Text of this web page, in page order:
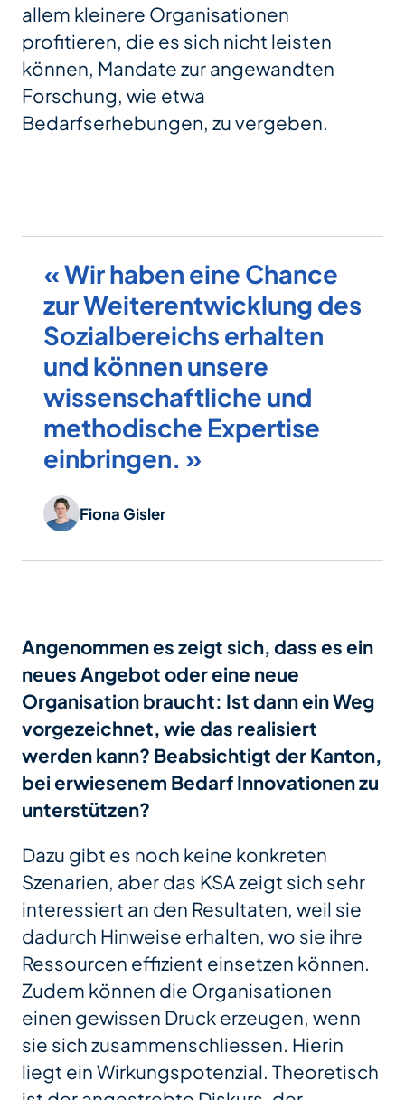
allem kleinere Organisationen
profitieren, die es sich nicht leisten
können, Mandate zur angewandten
Forschung, wie etwa
Bedarfserhebungen, zu vergeben.
« Wir haben eine Chance
zur Weiterentwicklung des
Sozialbereichs erhalten
und können unsere
wissenschaftliche und
methodische Expertise
einbringen. »
Fiona Gisler
Angenommen es zeigt sich, dass es ein
neues Angebot oder eine neue
Organisation braucht: Ist dann ein Weg
vorgezeichnet, wie das realisiert
werden kann? Beabsichtigt der Kanton,
bei erwiesenem Bedarf Innovationen zu
unterstützen?
Dazu gibt es noch keine konkreten
Szenarien, aber das KSA zeigt sich sehr
interessiert an den Resultaten, weil sie
dadurch Hinweise erhalten, wo sie ihre
Ressourcen effizient einsetzen können.
Zudem können die Organisationen
einen gewissen Druck erzeugen, wenn
sie sich zusammenschliessen. Hierin
liegt ein Wirkungspotenzial. Theoretisch